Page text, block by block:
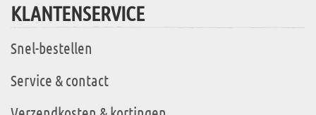
KLANTENSERVICE
Snel-bestellen
Service & contact